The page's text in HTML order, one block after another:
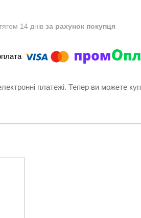
14 днів за рахунок покупця
платежі. Тепер ви можете